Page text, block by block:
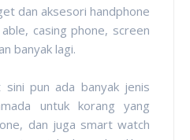
dan aksesori handphone
casing phone, screen
banyak lagi.
pun ada banyak jenis
untuk korang yang
dan juga smart watch